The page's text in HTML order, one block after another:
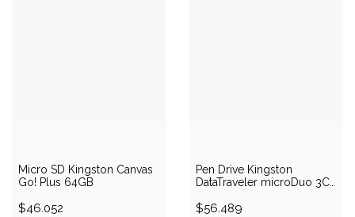
Micro SD Kingston Canvas
Go! Plus 64GB
$46.052
Pen Drive Kingston
DataTraveler microDuo 3C
$56.489